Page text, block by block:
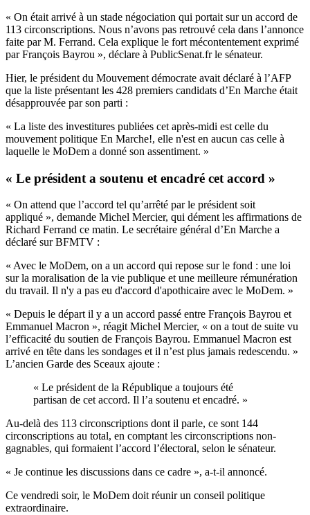
« On était arrivé à un stade négociation qui portait sur un accord de
113 circonscriptions. Nous n’avons pas retrouvé cela dans l’annonce
faite par M. Ferrand. Cela explique le fort mécontentement exprimé
par François Bayrou », déclare à PublicSenat.fr le sénateur.
Hier, le président du Mouvement démocrate avait déclaré à l’AFP
que la liste présentant les 428 premiers candidats d’En Marche était
désapprouvée par son parti :
« La liste des investitures publiées cet après-midi est celle du
mouvement politique En Marche!, elle n'est en aucun cas celle à
laquelle le MoDem a donné son assentiment. »
« Le président a soutenu et encadré cet accord »
« On attend que l’accord tel qu’arrêté par le président soit
appliqué », demande Michel Mercier, qui dément les affirmations de
Richard Ferrand ce matin. Le secrétaire général d’En Marche a
déclaré sur BFMTV :
« Avec le MoDem, on a un accord qui repose sur le fond : une loi
sur la moralisation de la vie publique et une meilleure rémunération
du travail. Il n'y a pas eu d'accord d'apothicaire avec le MoDem. »
« Depuis le départ il y a un accord passé entre François Bayrou et
Emmanuel Macron », réagit Michel Mercier, « on a tout de suite vu
l’efficacité du soutien de François Bayrou. Emmanuel Macron est
arrivé en tête dans les sondages et il n’est plus jamais redescendu. »
L’ancien Garde des Sceaux ajoute :
« Le président de la République a toujours été
partisan de cet accord. Il l’a soutenu et encadré. »
Au-delà des 113 circonscriptions dont il parle, ce sont 144
circonscriptions au total, en comptant les circonscriptions non-
gagnables, qui formaient l’accord l’électoral, selon le sénateur.
« Je continue les discussions dans ce cadre », a-t-il annoncé.
Ce vendredi soir, le MoDem doit réunir un conseil politique
extraordinaire.